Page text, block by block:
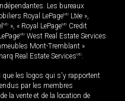
Les bureaux
Royal LePageMD Ltée »,
MD », « Royal LePageMD Credit
MD West Real Estate Services
Mont-Tremblant »
Real Estate ServicesMD.
les logos qui s'y rapportent
par les membres
la vente et de la location de